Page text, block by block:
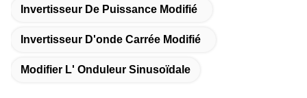
Invertisseur De Puissance Modifié
Invertisseur D'onde Carrée Modifié
Modifier L' Onduleur Sinusoïdale